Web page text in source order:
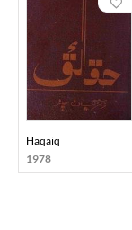
Haqaiq
1978